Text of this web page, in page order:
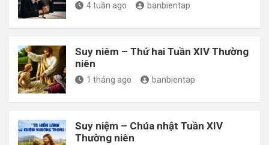
4 tuần ago banbientap
Suy niêm – Thứ hai Tuần XIV Thường
niên
1 tháng ago banbientap
Suy niệm – Chúa nhật Tuần XIV
Thường niên